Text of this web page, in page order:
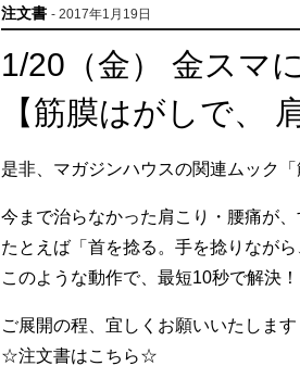
注文書 - 2017年1月19日
1/20（金） 金スマ
【筋膜はがしで、
是非、マガジンハウスの関連ムック
今まで治らなかった肩こり・腰痛が、
たとえば「首を捻る。手を捻りながら
このような動作で、最短10秒で解決！
ご展開の程、宜しくお願いいたします
☆注文書はこちら☆